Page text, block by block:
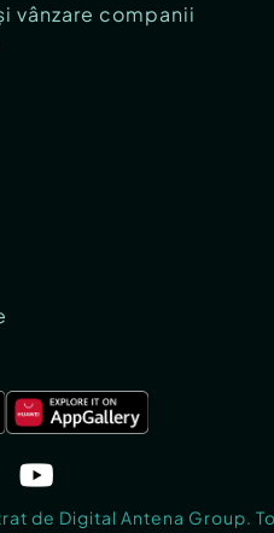
vânzare companii
de Digital Antena Group.